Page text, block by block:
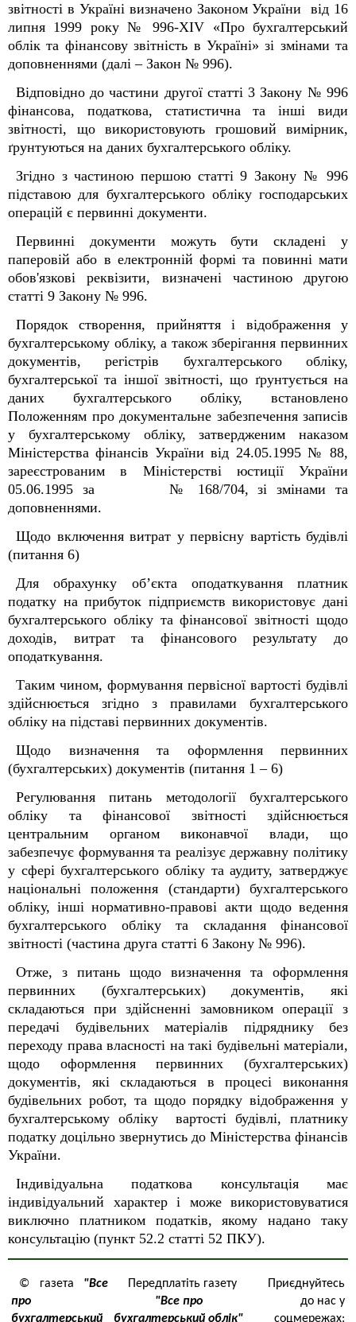
звітності в Україні визначено Законом України від 16
липня 1999 року № 996-XIV «Про бухгалтерський
облік та фінансову звітність в Україні» зі змінами та
доповненнями (далі – Закон № 996).
Відповідно до частини другої статті 3 Закону № 996
фінансова, податкова, статистична та інші види
звітності, що використовують грошовий вимірник,
ґрунтуються на даних бухгалтерського обліку.
Згідно з частиною першою статті 9 Закону № 996
підставою для бухгалтерського обліку господарських
операцій є первинні документи.
Первинні документи можуть бути складені у
паперовій або в електронній формі та повинні мати
обов'язкові реквізити, визначені частиною другою
статті 9 Закону № 996.
Порядок створення, прийняття і відображення у
бухгалтерському обліку, а також зберігання первинних
документів, регістрів бухгалтерського обліку,
бухгалтерської та іншої звітності, що ґрунтується на
даних бухгалтерського обліку, встановлено
Положенням про документальне забезпечення записів
у бухгалтерському обліку, затвердженим наказом
Міністерства фінансів України від 24.05.1995 № 88,
зареєстрованим в Міністерстві юстиції України
05.06.1995 за № 168/704, зі змінами та
доповненнями.
Щодо включення витрат у первісну вартість будівлі
(питання 6)
Для обрахунку об’єкта оподаткування платник
податку на прибуток підприємств використовує дані
бухгалтерського обліку та фінансової звітності щодо
доходів, витрат та фінансового результату до
оподаткування.
Таким чином, формування первісної вартості будівлі
здійснюється згідно з правилами бухгалтерського
обліку на підставі первинних документів.
Щодо визначення та оформлення первинних
(бухгалтерських) документів (питання 1 – 6)
Регулювання питань методології бухгалтерського
обліку та фінансової звітності здійснюється
центральним органом виконавчої влади, що
забезпечує формування та реалізує державну політику
у сфері бухгалтерського обліку та аудиту, затверджує
національні положення (стандарти) бухгалтерського
обліку, інші нормативно-правові акти щодо ведення
бухгалтерського обліку та складання фінансової
звітності (частина друга статті 6 Закону № 996).
Отже, з питань щодо визначення та оформлення
первинних (бухгалтерських) документів, які
складаються при здійсненні замовником операції з
передачі будівельних матеріалів підряднику без
переходу права власності на такі будівельні матеріали,
щодо оформлення первинних (бухгалтерських)
документів, які складаються в процесі виконання
будівельних робот, та щодо порядку відображення у
бухгалтерському обліку вартості будівлі, платнику
податку доцільно звернутись до Міністерства фінансів
України.
Індивідуальна податкова консультація має
індивідуальний характер і може використовуватися
виключно платником податків, якому надано таку
консультацію (пункт 52.2 статті 52 ПКУ).
© газета "Все
про
бухгалтерський
Передплатіть газету
"Все про
бухгалтерський облік"
Приєднуйтесь
до нас у
соцмережах: